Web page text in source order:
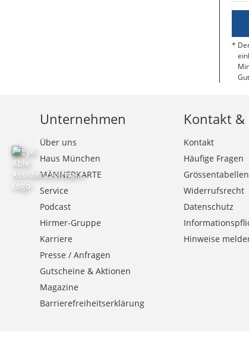
Unternehmen
Über uns
Haus München
MÄNNERKARTE
Service
Podcast
Hirmer-Gruppe
Karriere
Presse / Anfragen
Gutscheine & Aktionen
Magazine
Barrierefreiheitserklärung
Kontakt &
Kontakt
Häufige Fragen
Grössentabellen
Widerrufsrecht
Datenschutz
Hinweise